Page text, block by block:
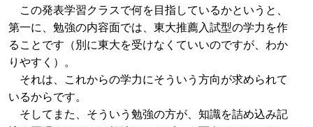
この発表学習クラスで何を目指しているかというと、
第一に、勉強の内容面では、東大推薦入試型の学力を作
ることです（別に東大を受けなくていいのですが、わか
りやすく）。
それは、これからの学力にそういう方向が求められて
いるからです。
そしてまた、そういう勉強の方が、知識を詰め込み記